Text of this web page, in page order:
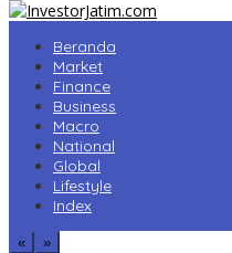
Beranda
Market
Finance
Business
Macro
National
Global
Lifestyle
Index
« »